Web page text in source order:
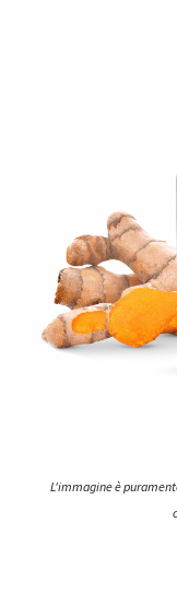
L'immagine è